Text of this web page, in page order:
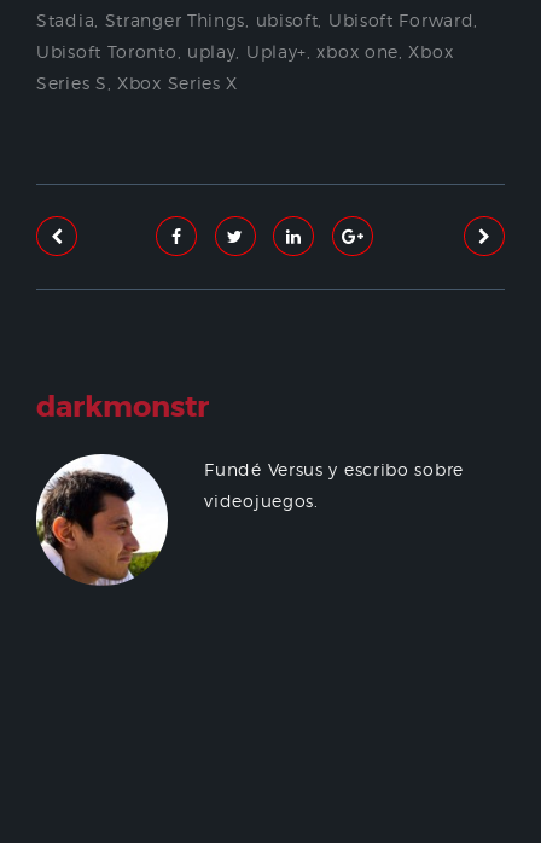
Stadia Stranger Things ubisoft Ubisoft Forward
Ubisoft Toronto
uplay Uplay+ xbox one Xbox
Series S
Xbox Series X
darkmonstr
Fundé Versus y escribo sobre
videojuegos.